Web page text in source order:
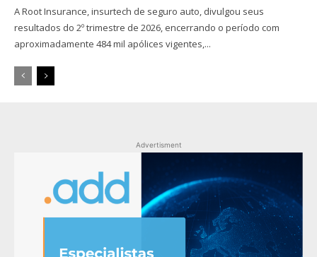
A Root Insurance, insurtech de seguro auto, divulgou seus
resultados do 2º trimestre de 2026, encerrando o período com
aproximadamente 484 mil apólices vigentes,...
Advertisment